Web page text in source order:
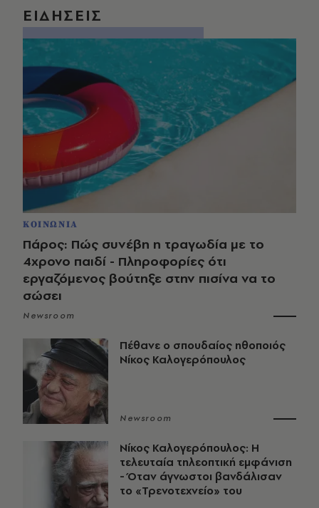
ΕΙΔΗΣΕΙΣ
ΚΟΙΝΩΝΙΑ
Πάρος: Πώς συνέβη η τραγωδία με το
4χρονο παιδί - Πληροφορίες ότι
εργαζόμενος βούτηξε στην πισίνα να το
σώσει
Newsroom
Πέθανε ο σπουδαίος ηθοποιός
Νίκος Καλογερόπουλος
Newsroom
Νίκος Καλογερόπουλος: Η
τελευταία τηλεοπτική εμφάνιση
- Όταν άγνωστοι βανδάλισαν
το «Τρενοτεχνείο» του